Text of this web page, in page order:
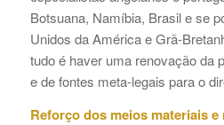
Botsuana, Namíbia, Brasil e se
Unidos da América e Grã-
tudo é haver uma renovação da
e de fontes meta-legais para o
Reforço dos meios materiais